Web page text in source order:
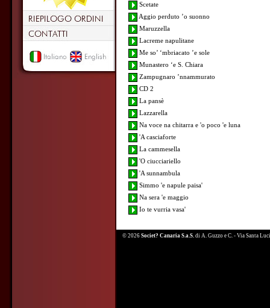
Scetate
Aggio perduto ’o suonno
Maruzzella
Lacreme napulitane
Me so’ ‘mbriacato ’e sole
Munastero ‘e S. Chiara
Zampugnaro ’nnammurato
CD 2
La pansè
Lazzarella
Na voce na chitarra e 'o poco 'e luna
'A casciaforte
La cammesella
'O ciucciariello
'A sunnambula
Simmo 'e napule paisa'
Na sera 'e maggio
Io te vurria vasa'
© 2026 Societ? Canaria S.a.S. di A. Guzzo e C. - Via Santa